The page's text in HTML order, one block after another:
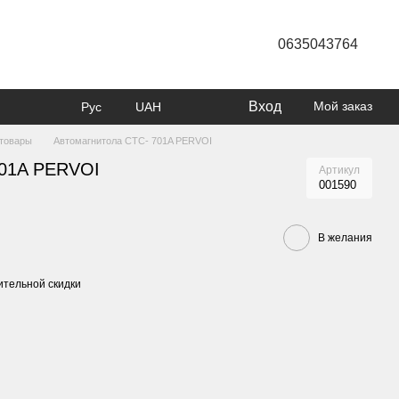
0635043764
Рус UAH Вход Мой заказ
Автомагнитола CTC- 701A PERVOI
PERVOI Артикул
001590
В желания
скидки